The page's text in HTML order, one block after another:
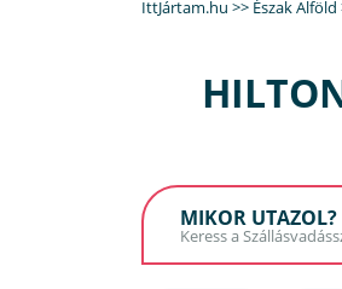
IttJártam.hu >> Észak Alföld
MIKOR UTAZOL?